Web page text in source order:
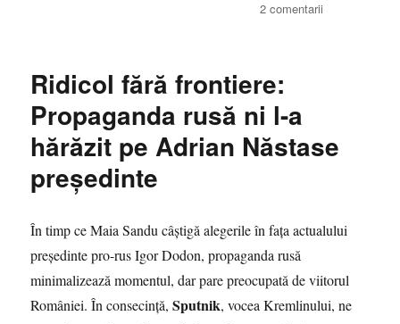
2 comentarii
nici
măcar
ar
proprii
Ridicol fără frontiere:
Propaganda rusă ni l-a
hărăzit pe Adrian Năstase
preşedinte
În timp ce Maia Sandu câştigă alegerile în faţa actualului
preşedinte pro-rus Igor Dodon, propaganda rusă
minimalizează momentul, dar pare preocupată de viitorul
României. În consecinţă,Sputnik, vocea Kremlinului, ne